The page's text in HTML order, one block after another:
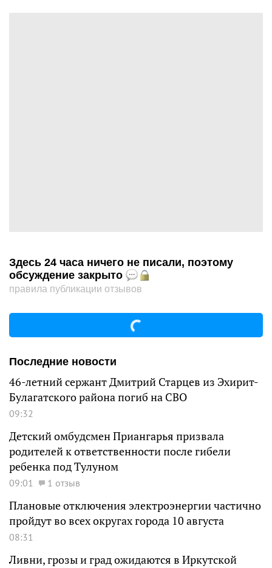
Здесь 24 часа ничего не писали, поэтому
обсуждение закрыто
правила публикации отзывов
Последние новости
46-летний сержант Дмитрий Старцев из Эхирит-
Булагатского района погиб на СВО
09:32
Детский омбудсмен Приангарья призвала
родителей к ответственности после гибели
ребенка под Тулуном
09:01 1 отзыв
Плановые отключения электроэнергии частично
пройдут во всех округах города 10 августа
08:31
Ливни, грозы и град ожидаются в Иркутской